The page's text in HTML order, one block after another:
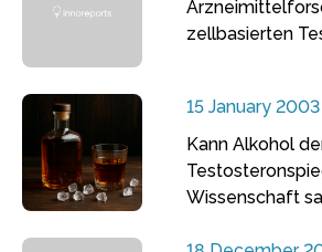
zellbasierten
15 January 2003
Kann Alkohol
Wissenschaft